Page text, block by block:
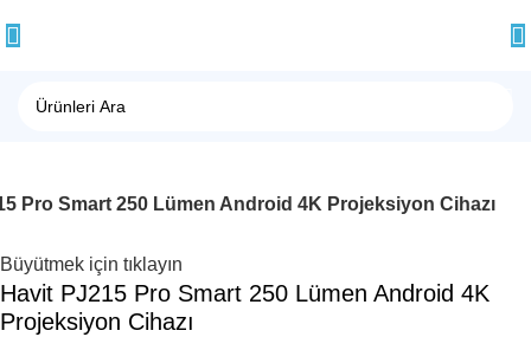
Pro Smart 250 Lümen Android 4K Projeksiyon Cihazı
Büyütmek için tıklayın
Havit PJ215 Pro Smart 250 Lümen Android 4K
Projeksiyon Cihazı